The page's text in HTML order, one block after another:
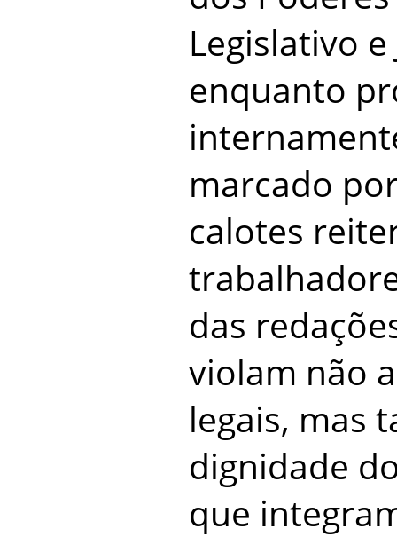
Legislativo
enquanto
marcado
calotes
das
violam não
legais, mas
dignidade
que